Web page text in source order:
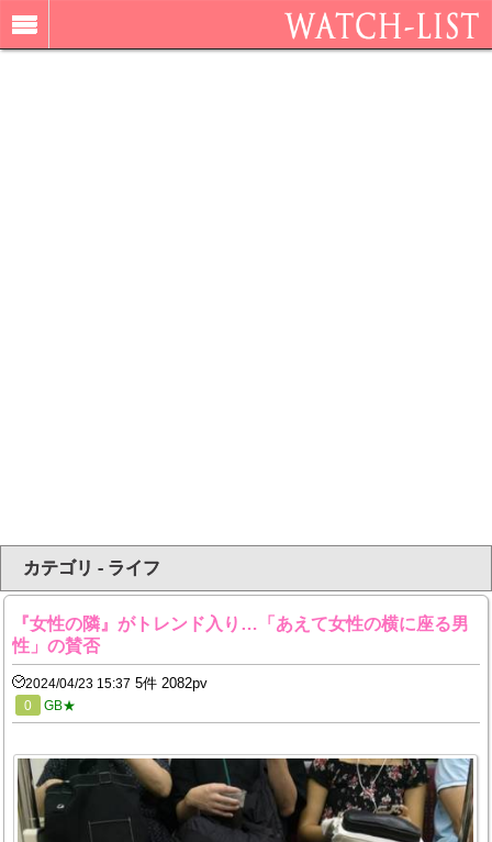
カテゴリ - ライフ
『女性の隣』がトレンド入り…「あえて女性の横に座る男
性」の賛否
2024/04/23 15:37 5件 2082pv
0 GB★